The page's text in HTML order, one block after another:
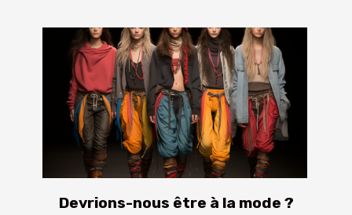
Devrions-nous être à la mode ?